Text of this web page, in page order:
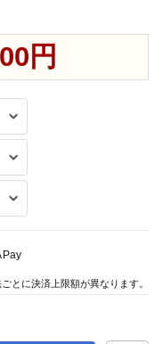
円
Pay
とに決済上限額が異なります。